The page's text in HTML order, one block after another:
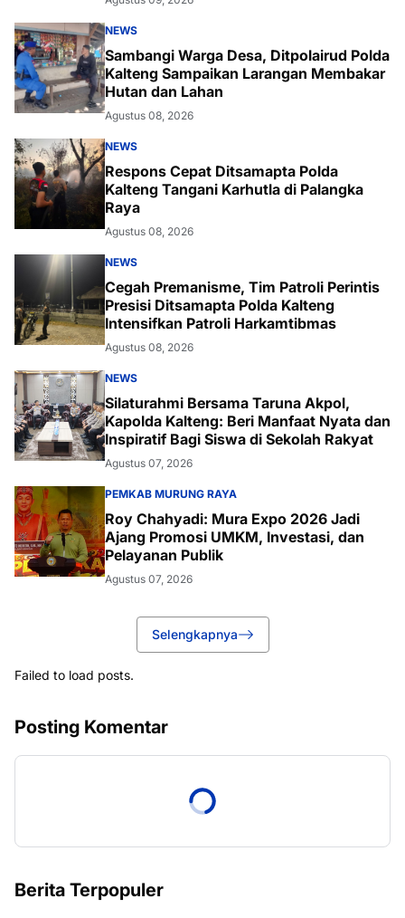
NEWS
Sambangi Warga Desa, Ditpolairud Polda
Kalteng Sampaikan Larangan Membakar
Hutan dan Lahan
Agustus 08, 2026
NEWS
Respons Cepat Ditsamapta Polda
Kalteng Tangani Karhutla di Palangka
Raya
Agustus 08, 2026
NEWS
Cegah Premanisme, Tim Patroli Perintis
Presisi Ditsamapta Polda Kalteng
Intensifkan Patroli Harkamtibmas
Agustus 08, 2026
NEWS
Silaturahmi Bersama Taruna Akpol,
Kapolda Kalteng: Beri Manfaat Nyata dan
Inspiratif Bagi Siswa di Sekolah Rakyat
Agustus 07, 2026
PEMKAB MURUNG RAYA
Roy Chahyadi: Mura Expo 2026 Jadi
Ajang Promosi UMKM, Investasi, dan
Pelayanan Publik
Agustus 07, 2026
Selengkapnya
Failed to load posts.
Posting Komentar
Berita Terpopuler